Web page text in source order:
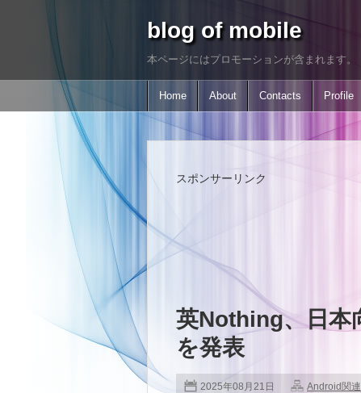
blog of mobile
本ページにはプロモーションが含まれます。
Home About Contacts Profile
スポンサーリンク
英Nothing、日本
を発表
2025年08月21日 Android関連